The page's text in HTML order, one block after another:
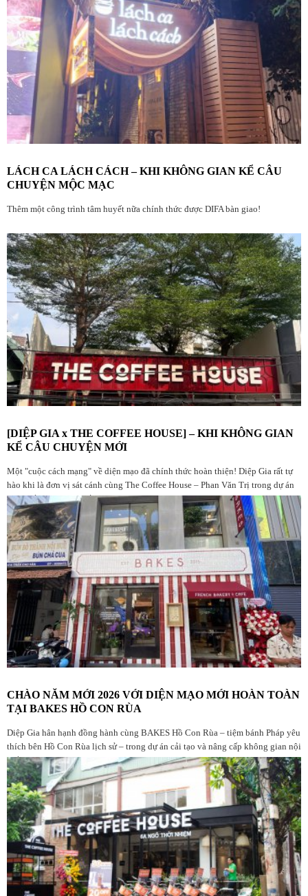
LÁCH CA LÁCH CÁCH – KHI KHÔNG GIAN KỂ CÂU
CHUYỆN MỘC MẠC
Thêm một công trình tâm huyết nữa chính thức được DIFA bàn giao!
[DIỆP GIA x THE COFFEE HOUSE] – KHI KHÔNG GIAN
KỂ CÂU CHUYỆN MỚI
Một "cuộc cách mạng" về diện mạo đã chính thức hoàn thiện! Diệp Gia rất tự
hào khi là đơn vị sát cánh cùng The Coffee House – Phan Văn Trị trong dự án
nâng cấp không gian lần này
CHÀO NĂM MỚI 2026 VỚI DIỆN MẠO MỚI HOÀN TOÀN
TẠI BAKES HỒ CON RÙA
Diệp Gia hân hạnh đồng hành cùng BAKES Hồ Con Rùa – tiệm bánh Pháp yêu
thích bên Hồ Con Rùa lịch sử – trong dự án cải tạo và nâng cấp không gian nội
thất